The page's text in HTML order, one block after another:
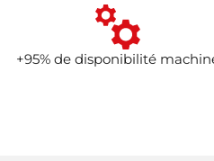
+95% de disponibilité